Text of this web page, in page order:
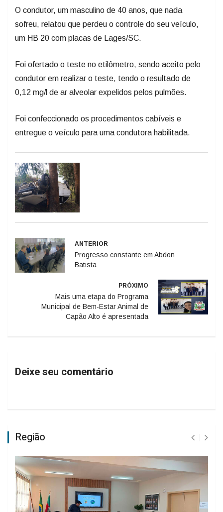
O condutor, um masculino de 40 anos, que nada
sofreu, relatou que perdeu o controle do seu veículo,
um HB 20 com placas de Lages/SC.
Foi ofertado o teste no etilômetro, sendo aceito pelo
condutor em realizar o teste, tendo o resultado de
0,12 mg/l de ar alveolar expelidos pelos pulmões.
Foi confeccionado os procedimentos cabíveis e
entregue o veículo para uma condutora habilitada.
ANTERIOR
Progresso constante em Abdon
Batista
PRÓXIMO
Mais uma etapa do Programa
Municipal de Bem-Estar Animal de
Capão Alto é apresentada
Deixe seu comentário
Região